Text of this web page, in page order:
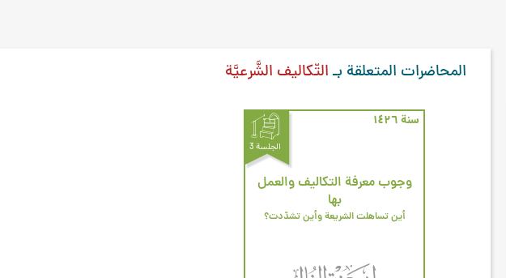
المحاضرات المتعلقة بـالتّكاليف الشَّرعيَّة
سنة ۱٤۲٦
الجلسة 3
وجوب معرفة التكاليف والعمل
بها
أين تساهلت الشريعة وأين تشدّدت؟